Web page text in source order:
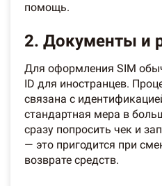
помощь.
2. Документы и
Для оформления SIM
ID для иностранцев.
связана с
стандартная мера в
сразу попросить чек и
— это пригодится при
возврате средств.